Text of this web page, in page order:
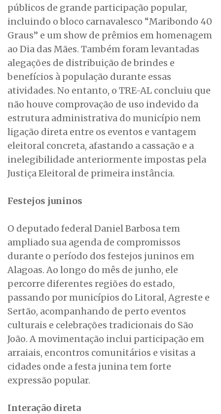
públicos de grande participação popular,
incluindo o bloco carnavalesco “Maribondo 40
Graus” e um show de prêmios em homenagem
ao Dia das Mães. Também foram levantadas
alegações de distribuição de brindes e
benefícios à população durante essas
atividades. No entanto, o TRE-AL concluiu que
não houve comprovação de uso indevido da
estrutura administrativa do município nem
ligação direta entre os eventos e vantagem
eleitoral concreta, afastando a cassação e a
inelegibilidade anteriormente impostas pela
Justiça Eleitoral de primeira instância.
Festejos juninos
O deputado federal Daniel Barbosa tem
ampliado sua agenda de compromissos
durante o período dos festejos juninos em
Alagoas. Ao longo do mês de junho, ele
percorre diferentes regiões do estado,
passando por municípios do Litoral, Agreste e
Sertão, acompanhando de perto eventos
culturais e celebrações tradicionais do São
João. A movimentação inclui participação em
arraiais, encontros comunitários e visitas a
cidades onde a festa junina tem forte
expressão popular.
Interação direta